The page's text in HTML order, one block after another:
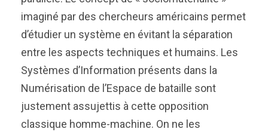
imaginé par des chercheurs américains permet
d’étudier un système en évitant la séparation
entre les aspects techniques et humains. Les
Systèmes d’Information présents dans la
Numérisation de l’Espace de bataille sont
justement assujettis à cette opposition
classique homme-machine. On ne les